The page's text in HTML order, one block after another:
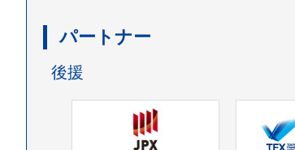
パートナー
後援